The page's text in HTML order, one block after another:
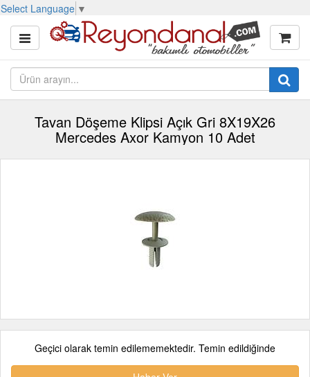
Select Language ▼
Tavan Döşeme Klipsi Açık Gri 8X19X26
Mercedes Axor Kamyon 10 Adet
Geçici olarak temin edilememektedir. Temin edildiğinde